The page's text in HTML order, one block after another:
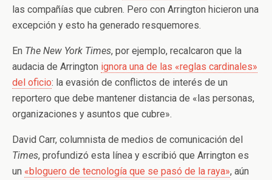
las compañías que cubren. Pero con Arrington hicieron una
excepción y esto ha generado resquemores.
En The New York Times, por ejemplo, recalcaron que la
audacia de Arrington ignora una de las «reglas cardinales»
del oficio: la evasión de conflictos de interés de un
reportero que debe mantener distancia de «las personas,
organizaciones y asuntos que cubre».
David Carr, columnista de medios de comunicación del
Times, profundizó esta línea y escribió que Arrington es
un «bloguero de tecnología que se pasó de la raya», aún